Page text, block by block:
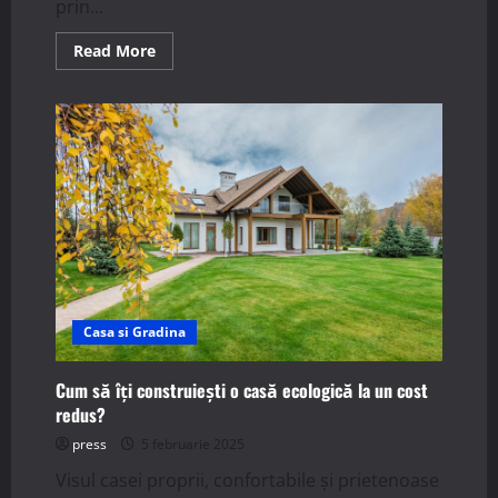
prin...
Read MoreRead
more
sunt
casele
cu
fațade
inteligente?
Casa si Gradina
Cum să îți construiești o casă ecologică la un cost
redus?
press 5 februarie 2025
Visul casei proprii, confortabile și prietenoase